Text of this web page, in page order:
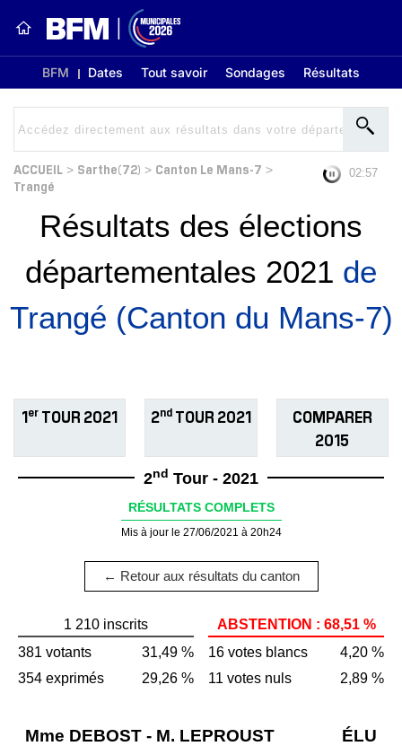
BFM Dates Tout savoir Sondages Résultats
ACCUEIL > Sarthe(72) > Canton Le Mans-7 >
Trangé
02:56
Résultats des élections
départementales 2021 de
Trangé (Canton du Mans-7)
1er TOUR 2021 2ndTOUR 2021
COMPARER
2015
2nd Tour - 2021
RÉSULTATS COMPLETS
Mis à jour le 27/06/2021 à 20h24
← Retour aux résultats du canton
1 210 inscrits
381 votants
31,49 %
354 exprimés
29,26 %
ABSTENTION : 68,51 %
16 votes blancs
4,20 %
11 votes nuls
2,89 %
Mme DEBOST - M. LEPROUST ÉLU